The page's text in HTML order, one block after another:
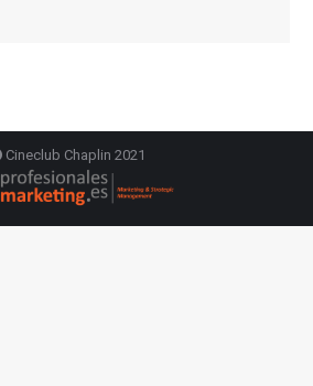
Cineclub Chaplin 2021